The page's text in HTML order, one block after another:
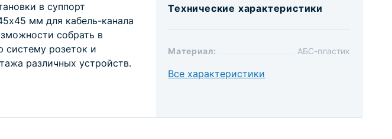
в суппорт
мм для кабель-канала
собрать в
розеток и
различных устройств.
Технические характеристики
Материал: АБС-пластик
Все характеристики